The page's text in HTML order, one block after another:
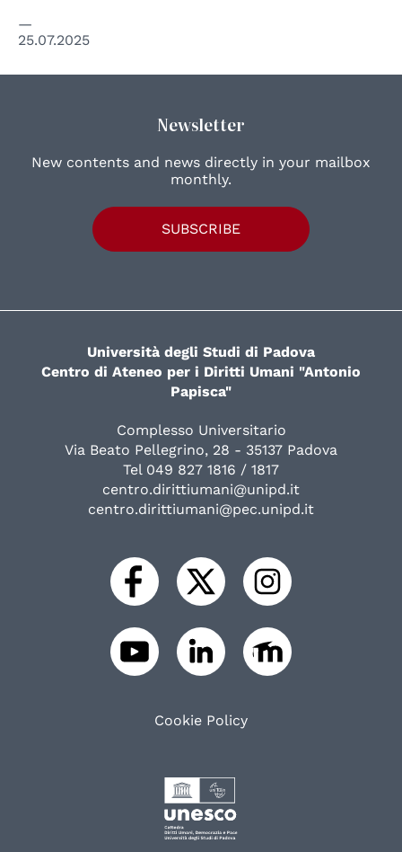
25.07.2025
Newsletter
New contents and news directly in your mailbox
monthly.
SUBSCRIBE
Università degli Studi di Padova
Centro di Ateneo per i Diritti Umani "Antonio
Papisca"
Complesso Universitario
Via Beato Pellegrino, 28 - 35137 Padova
Tel 049 827 1816 / 1817
centro.dirittiumani@unipd.it
centro.dirittiumani@pec.unipd.it
Cookie Policy